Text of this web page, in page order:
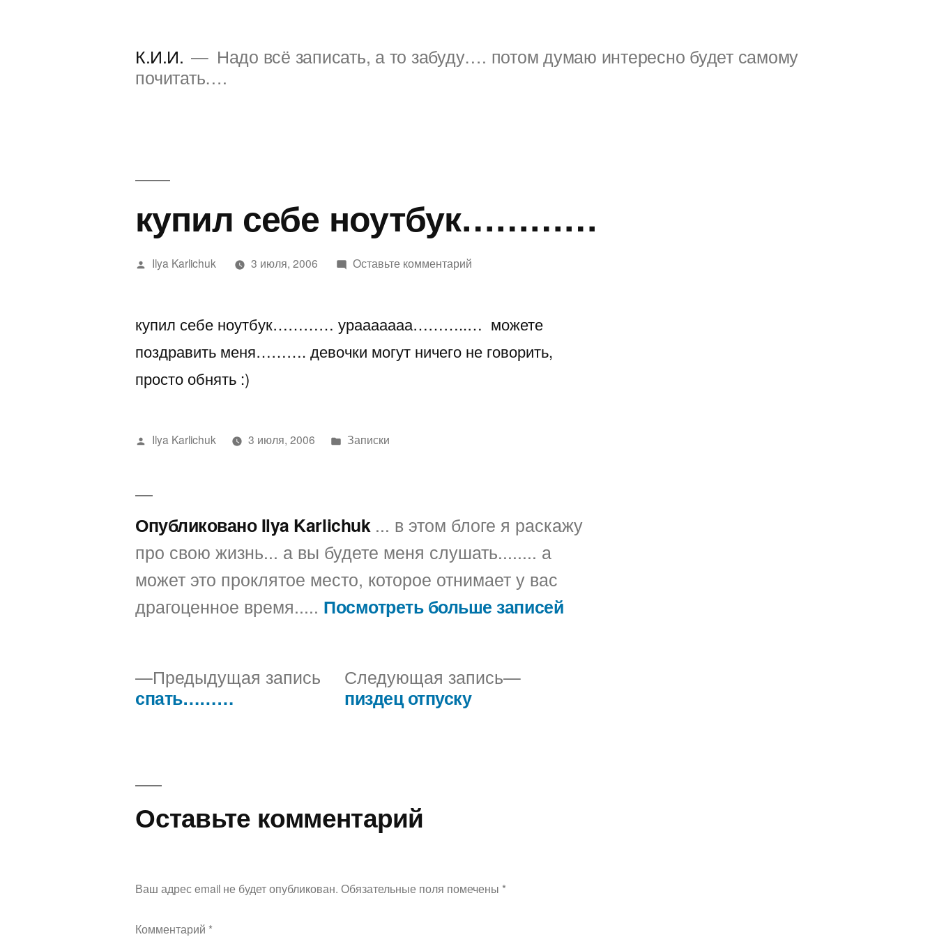
К.И.И.
Надо всё записать, а то забуду…. потом думаю интересно будет самому
почитать….
купил себе ноутбук…………
Написано
Ilya Karlichuk 3 июля, 2006 Оставьте комментарийк
ноутбук…………
купил себе ноутбук………… урааааааа………..… можете
поздравить меня………. девочки могут ничего не говорить,
просто обнять :)
Написано
Ilya Karlichuk 3 июля, 2006
Написано
Записки
Опубликовано Ilya Karlichuk ... в этом блоге я раскажу
про свою жизнь... а вы будете меня слушать........ а
может это проклятое место, которое отнимает у вас
драгоценное время..... Посмотреть больше записей
Навигация
записям
Предыдущая запись Предыдущая
запись:
спать………
Следующая запись
Следующая
пиздец отпуску
Оставьте комментарий
Ваш адрес email не будет опубликован. Обязательные поля помечены *
Комментарий *